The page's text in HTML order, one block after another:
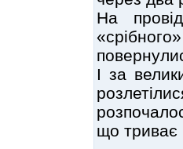
На
І за
що триває